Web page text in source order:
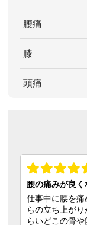
腰痛
膝
頭痛